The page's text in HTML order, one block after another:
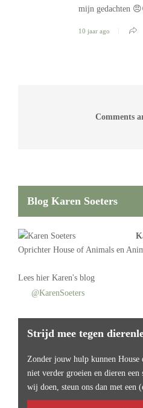
mijn gedachten
10 jaar ago
Comments
Blog Karen Soeters
Oprichter House of Animals en
Lees hier Karen's blog
@KarenSoeters
Strijd mee tegen
Zonder jouw hulp kunnen
niet verder groeien en dieren een
wij doen, steun ons dan met een